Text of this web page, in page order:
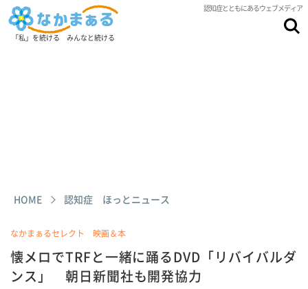
認知症とともにあるウェブメディア
「私」を続ける みんなと続ける
HOME 認知症 ほっとニュース
なかまぁるセレクト 映画＆本
懐メロでTRFと一緒に踊るDVD「リバイバルダ
ンス」 朝日新聞社も開発協力